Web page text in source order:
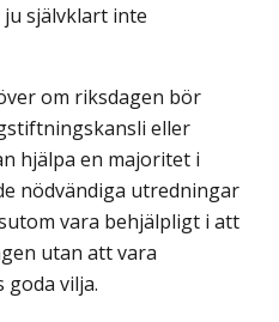
självklart inte
om riksdagen bör
eller
hjälpa en majoritet i
nödvändiga utredningar
vara behjälpligt i att
utan att vara
goda vilja.